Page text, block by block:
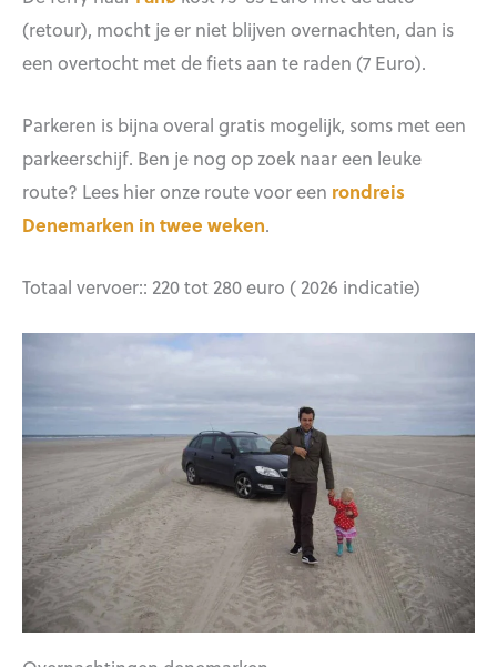
(retour), mocht je er niet blijven overnachten, dan is
een overtocht met de fiets aan te raden (7 Euro).
Parkeren is bijna overal gratis mogelijk, soms met een
parkeerschijf. Ben je nog op zoek naar een leuke
route? Lees hier onze route voor een rondreis
Denemarken in twee weken.
Totaal vervoer:: 220 tot 280 euro ( 2026 indicatie)